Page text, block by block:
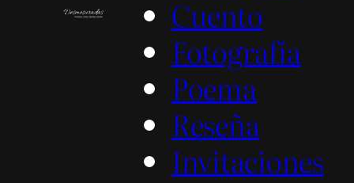
Cuento
Fotografía
Poema
Reseña
Invitaciones